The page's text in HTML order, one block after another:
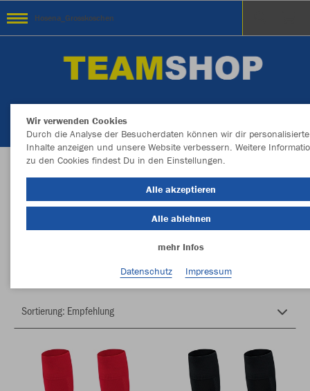
Hosena_Grosskoschen
Herzlich Willkommen im Teamshop
Hosena_Grosskoschen
Wir verwenden Cookies
Durch die Analyse der Besucherdaten können wir dir personalisierte
Inhalte anzeigen und unsere Website verbessern. Weitere
zu den Cookies findest Du in den Einstellungen.
Alle akzeptieren
Alle ablehnen
mehr Infos
Datenschutz
Impressum